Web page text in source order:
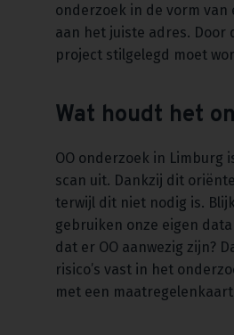
onderzoek in de vorm van
aan het juiste adres.
project stilgelegd moet
Wat houdt het
OO onderzoek in Limburg
scan uit. Dankzij dit
terwijl dit niet nodig is.
gebruiken onze eigen
dat er OO aanwezig zijn?
risico’s vast in het
met een